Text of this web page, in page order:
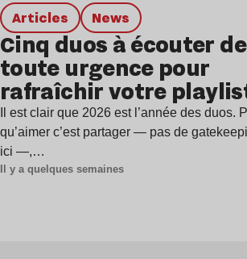
Articles news
Cinq duos à écouter de
toute urgence pour
rafraîchir votre
estivale
Il est clair que 2026 est l’année des duos.
qu’aimer c’est partager — pas de
ici —,…
Il y a quelques semaines